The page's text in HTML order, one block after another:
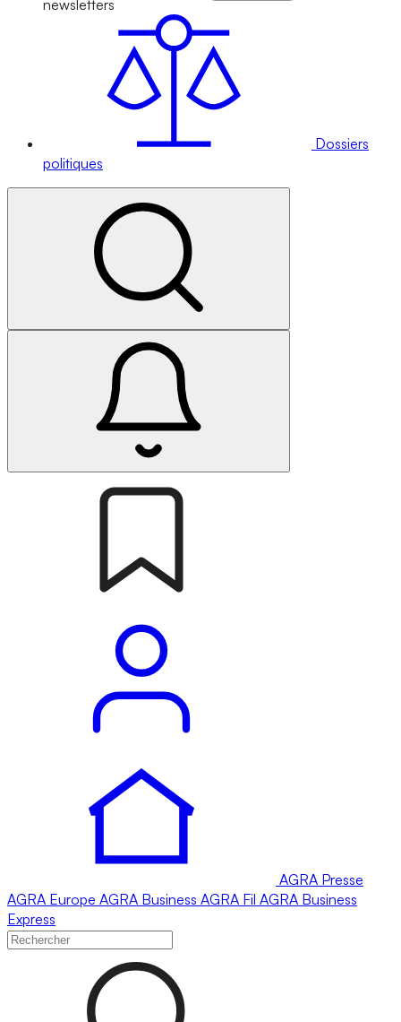
newsletters
Dossiers
politiques
AGRA Presse
AGRA Europe AGRA Business AGRA Fil AGRA Business
Express